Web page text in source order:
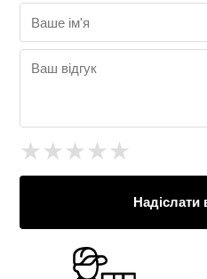
★★★★★
Надіслати